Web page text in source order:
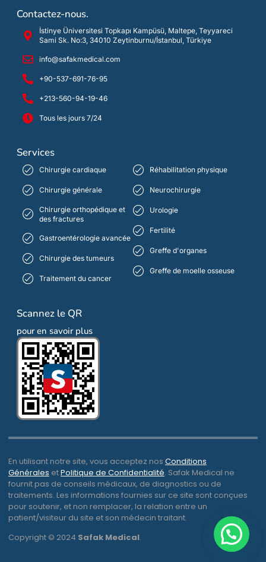
Contactez-nous.
İstinye Üniversitesi Topkapı Kampüsü, Maltepe, Teyyareci
Sami Sk. No:3, 34010 Zeytinburnu/İstanbul, Türkiye
info@safakmedical.com
+90-537-691-76-95
+213-560-94-19-46
Tous les jours 7/24
Services
Chirurgie cardiaque
Chirurgie générale
Chirurgie orthopédique et
des fractures
Gastroentérologie avancée
Chirurgie des tumeurs
Traitement du cancer
Réhabilitation physique
Neurochirurgie
Urologie
Fertilité
Greffe d'organes
Greffe de moelle osseuse
Scannez le QR
pour en savoir plus
En utilisant notre site, vous acceptez nos Conditions
Générales etPolitique de Confidentialité. Safak Medical ne
fournit pas de conseils médicaux, de diagnostics ou de
traitements. Les informations fournies sur ce site sont conçues
pour soutenir, et non remplacer, la relation entre un
patient/visiteur du site et son médecin traitant.
Copyright © 2024 Safak Medical.